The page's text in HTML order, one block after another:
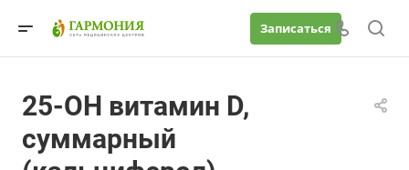
Записаться
25-OH витамин D,
суммарный